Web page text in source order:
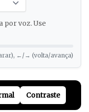
por voz. Use
←/→ (volta/avança)
Contraste